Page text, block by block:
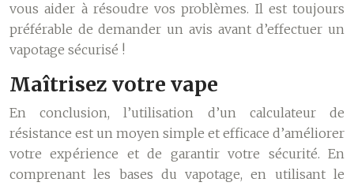
vous aider à résoudre vos problèmes. Il est toujours
préférable de demander un avis avant d’effectuer un
vapotage sécurisé !
Maîtrisez votre vape
En conclusion, l’utilisation d’un calculateur de
résistance est un moyen simple et efficace d’améliorer
votre expérience et de garantir votre sécurité. En
comprenant les bases du vapotage, en utilisant le